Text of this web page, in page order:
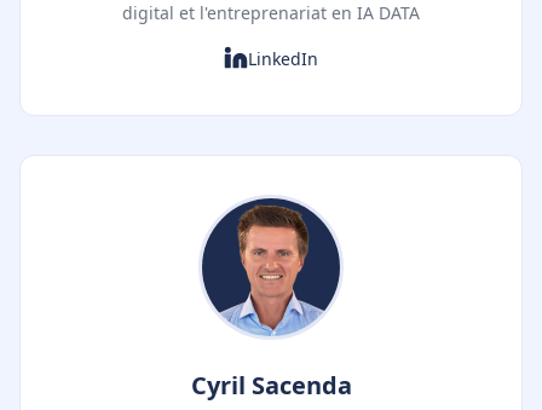
digital et l'entreprenariat en IA DATA
LinkedIn
Cyril Sacenda